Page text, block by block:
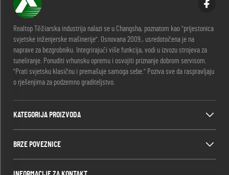
Realtop Těžiarska industrija nalazi se u Changsha, poznatom kao "prijestonica
svjetske inženjerske mašinerije". Osnovana 2009., usredotočena je na
naprave za bezgrobniku. Integrirajući više funkcija, vodi u izvozu strojeva za
tuneliranje. Ponuditi vrhunsku opremu i osvojiti priznanje dobrom servisom.
"Prati svjetsku klasičnu i premašuje samoga sebe." Poziva sve da raspravljaju
o rješenjima za podzemno graditeljstvo.
KATEGORIJA PROIZVODA
BRZE POVEZNICE